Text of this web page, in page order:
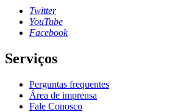
Twitter
YouTube
Facebook
Serviços
Perguntas frequentes
Área de imprensa
Fale Conosco